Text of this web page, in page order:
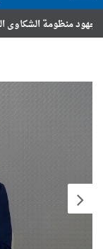
خلال يوليو